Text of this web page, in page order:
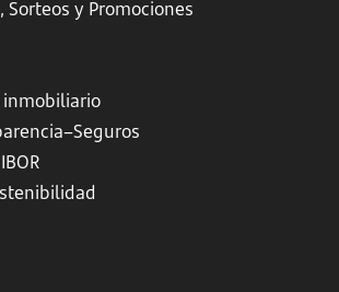
Sorteos y Promociones
inmobiliario